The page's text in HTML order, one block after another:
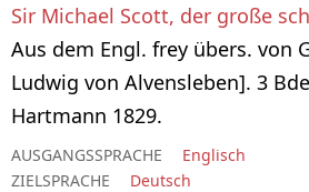
Sir Michael Scott, der große
Aus dem Engl. frey übers. von
Ludwig von Alvensleben]. 3
Hartmann 1829.
AUSGANGSSPRACHE
Englisch
ZIELSPRACHE
Deutsch